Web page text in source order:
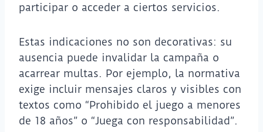
participar o acceder a ciertos servicios.
Estas indicaciones no son decorativas: su
ausencia puede invalidar la campaña o
acarrear multas. Por ejemplo, la normativa
exige incluir mensajes claros y visibles con
textos como “Prohibido el juego a menores
de 18 años” o “Juega con responsabilidad”.